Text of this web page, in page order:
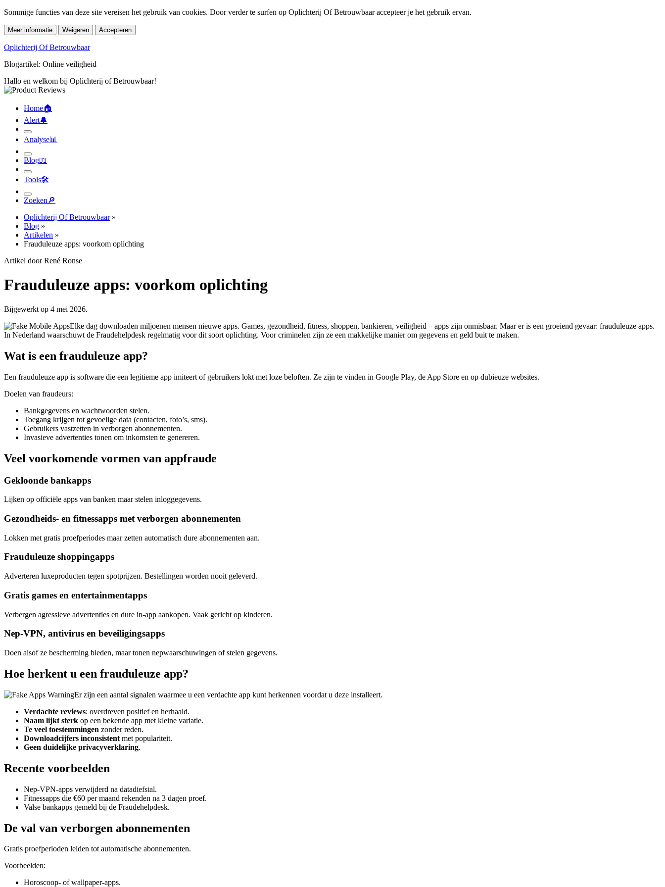
Sommige functies van deze site vereisen het gebruik van cookies. Door verder te surfen op Oplichterij Of Betrouwbaar accepteer je het gebruik ervan.
Meer informatie Weigeren Accepteren
Oplichterij Of Betrouwbaar
Blogartikel: Online veiligheid
Hallo en welkom bij Oplichterij of Betrouwbaar!
Home🏠︎
Alert🔔︎
Analyse📊︎
Blog📖︎
Tools🛠︎
Zoeken🔎︎
Oplichterij Of Betrouwbaar»
Blog »
Artikelen »
Frauduleuze apps: voorkom oplichting
Artikel door René Ronse
Frauduleuze apps: voorkom oplichting
Bijgewerkt op 4 mei 2026.
Elke dag downloaden miljoenen mensen nieuwe apps. Games, gezondheid, fitness, shoppen, bankieren, veiligheid – apps zijn onmisbaar. Maar er is een groeiend gevaar: frauduleuze apps.
In Nederland waarschuwt de Fraudehelpdesk regelmatig voor dit soort oplichting. Voor criminelen zijn ze een makkelijke manier om gegevens en geld buit te maken.
Wat is een frauduleuze app?
Een frauduleuze app is software die een legitieme app imiteert of gebruikers lokt met loze beloften. Ze zijn te vinden in Google Play, de App Store en op dubieuze websites.
Doelen van fraudeurs:
Bankgegevens en wachtwoorden stelen.
Toegang krijgen tot gevoelige data (contacten, foto’s, sms).
Gebruikers vastzetten in verborgen abonnementen.
Invasieve advertenties tonen om inkomsten te genereren.
Veel voorkomende vormen van appfraude
Gekloonde bankapps
Lijken op officiële apps van banken maar stelen inloggegevens.
Gezondheids- en fitnessapps met verborgen abonnementen
Lokken met gratis proefperiodes maar zetten automatisch dure abonnementen aan.
Frauduleuze shoppingapps
Adverteren luxeproducten tegen spotprijzen. Bestellingen worden nooit geleverd.
Gratis games en entertainmentapps
Verbergen agressieve advertenties en dure in-app aankopen. Vaak gericht op kinderen.
Nep-VPN, antivirus en beveiligingsapps
Doen alsof ze bescherming bieden, maar tonen nepwaarschuwingen of stelen gegevens.
Hoe herkent u een frauduleuze app?
Er zijn een aantal signalen waarmee u een verdachte app kunt herkennen voordat u deze installeert.
Verdachte reviews: overdreven positief en herhaald.
Naam lijkt sterk op een bekende app met kleine variatie.
Te veel toestemmingen zonder reden.
Downloadcijfers inconsistent met populariteit.
Geen duidelijke privacyverklaring.
Recente voorbeelden
Nep-VPN-apps verwijderd na datadiefstal.
Fitnessapps die €60 per maand rekenden na 3 dagen proef.
Valse bankapps gemeld bij de Fraudehelpdesk.
De val van verborgen abonnementen
Gratis proefperioden leiden tot automatische abonnementen.
Voorbeelden:
Horoscoop- of wallpaper-apps.